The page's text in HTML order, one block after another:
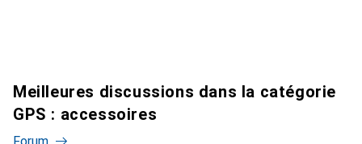
Meilleures discussions dans la catégorie
GPS : accessoires